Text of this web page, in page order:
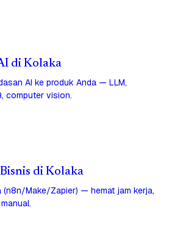
di Kolaka
AI ke produk Anda — LLM,
computer vision.
di Kolaka
(n8n/Make/Zapier) — hemat jam kerja,